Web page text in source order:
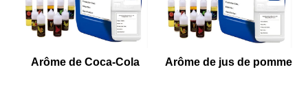
Arôme de Coca-Cola Arôme de jus de pomme